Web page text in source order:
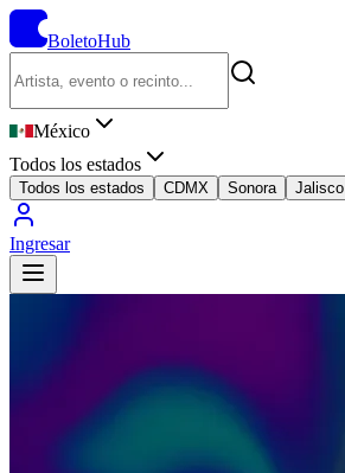
BoletoHub
México
Todos los estados
Todos los estados CDMX Sonora Jalisco
Ingresar